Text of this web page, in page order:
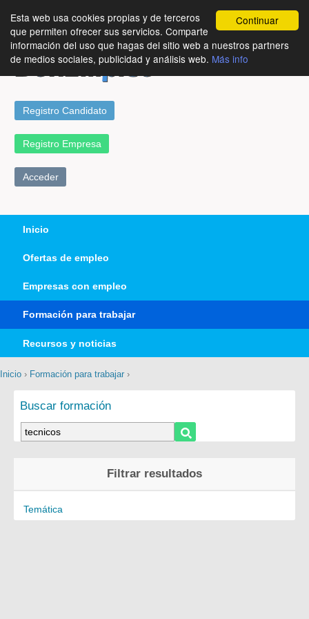
Continuar
Esta web usa cookies propias y de terceros
que permiten ofrecer sus servicios. Comparte
información del uso que hagas del sitio web a nuestros partners
de medios sociales, publicidad y análisis web. Más info
Registro Candidato
Registro Empresa
Acceder
Inicio
Ofertas de empleo
Empresas con empleo
Formación para trabajar
Recursos y noticias
Inicio › Formación para trabajar ›
Buscar formación
Filtrar resultados
Temática